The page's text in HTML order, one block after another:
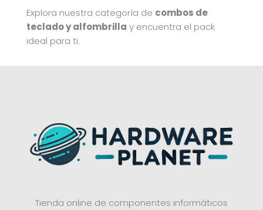
Explora nuestra categoría de combos de
teclado y alfombrilla y encuentra el pack
ideal para ti.
Tienda online de componentes informáticos